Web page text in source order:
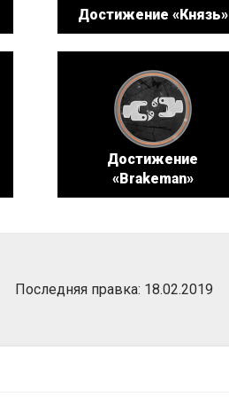
Достижение «Князь»
Достижение
«Brakeman»
Последняя правка: 18.02.2019